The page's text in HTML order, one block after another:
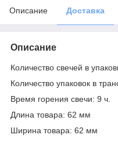
Описание Доставка
Описание
Количество свечей в
Количество упаковок в
Время горения свечи: 9 ч.
Длина товара: 62 мм
Ширина товара: 62 мм